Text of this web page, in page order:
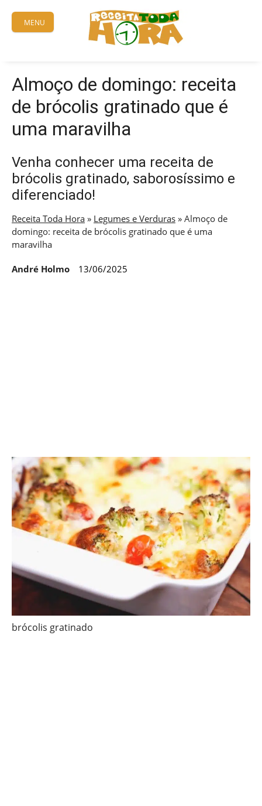
content
MENU
Almoço de domingo: receita
de brócolis gratinado que é
uma maravilha
Venha conhecer uma receita de
brócolis gratinado, saborosíssimo e
diferenciado!
Receita Toda Hora » Legumes e Verduras » Almoço de
domingo: receita de brócolis gratinado que é uma
maravilha
André Holmo 13/06/2025
brócolis gratinado